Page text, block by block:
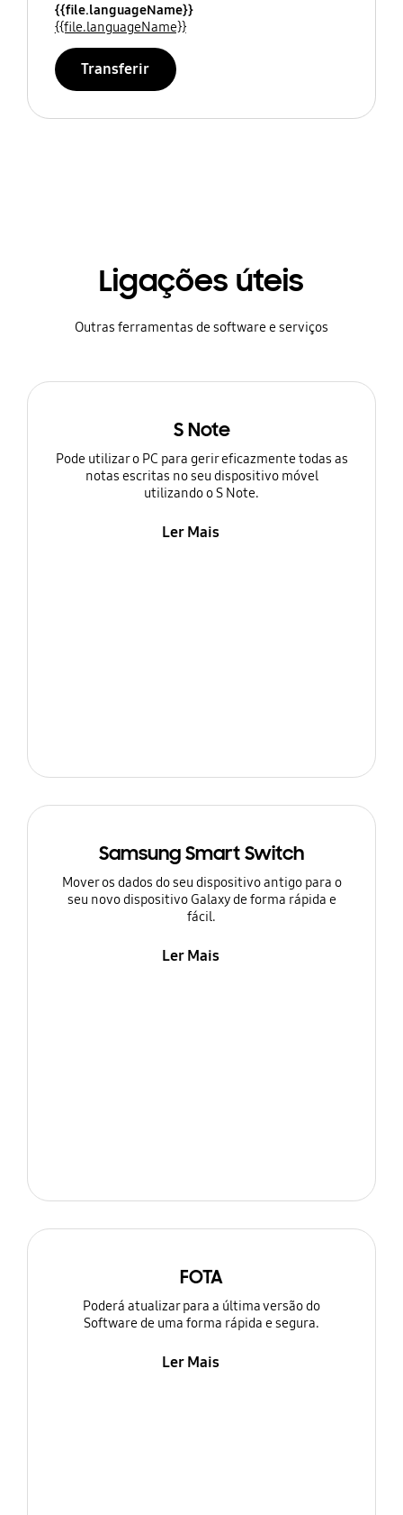
{{file.languageName}}
{{file.languageName}}
Transferir
Ligações úteis
Outras ferramentas de software e serviços
S Note
Pode utilizar o PC para gerir eficazmente todas as
notas escritas no seu dispositivo móvel
utilizando o S Note.
Ler Mais
Samsung Smart Switch
Mover os dados do seu dispositivo antigo para o
seu novo dispositivo Galaxy de forma rápida e
fácil.
Ler Mais
FOTA
Poderá atualizar para a última versão do
Software de uma forma rápida e segura.
Ler Mais